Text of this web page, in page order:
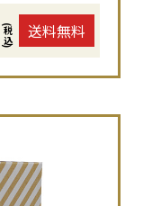
(税込) 送料無料